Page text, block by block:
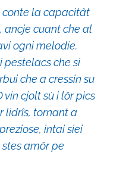
conte la capacitât
ancje cuant che al
ogni melodie.
pestelacs che si
che a cressin su
vin cjolt sù i lôr pics
lidrîs, tornant a
intai siei
amôr pe